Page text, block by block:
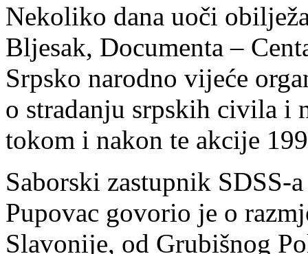
Nekoliko dana uoči
Bljesak, Documenta –
Srpsko narodno vijeće
o stradanju srpskih civila i
tokom i nakon te akcije
Saborski zastupnik
Pupovac govorio je o
Slavonije, od Grubišnog